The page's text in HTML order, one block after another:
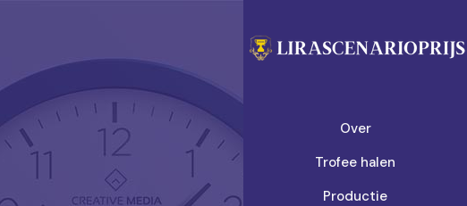
Over
Trofee halen
Productie